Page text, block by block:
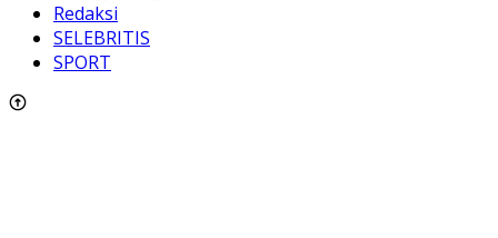
Redaksi
SELEBRITIS
SPORT